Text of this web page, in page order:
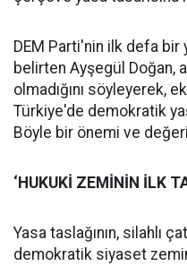
DEM Parti'nin ilk defa bir
belirten Ayşegül Doğan,
olmadığını söyleyerek,
Türkiye'de demokratik
Böyle bir önemi ve
‘HUKUKİ ZEMİNİN İLK
Yasa taslağının, silahlı
demokratik siyaset